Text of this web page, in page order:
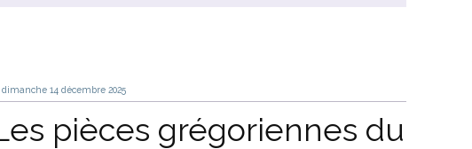
dimanche 14 décembre 2025
pièces grégoriennes du